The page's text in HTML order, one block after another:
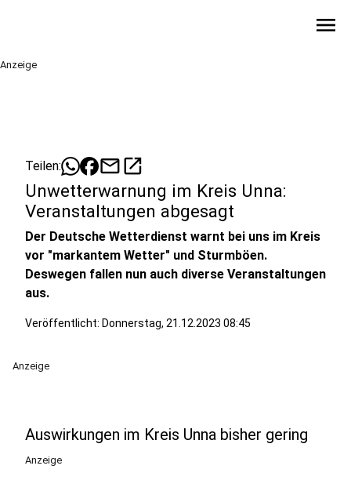
menu
Anzeige
Teilen: mailopen_in_new
Unwetterwarnung im Kreis Unna:
Veranstaltungen abgesagt
Der Deutsche Wetterdienst warnt bei uns im Kreis
vor "markantem Wetter" und Sturmböen.
Deswegen fallen nun auch diverse Veranstaltungen
aus.
Veröffentlicht: Donnerstag, 21.12.2023 08:45
Anzeige
Auswirkungen im Kreis Unna bisher gering
Anzeige